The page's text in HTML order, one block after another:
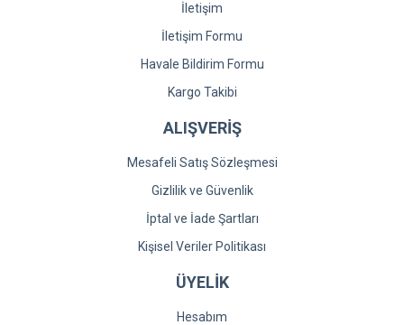
İletişim
İletişim Formu
Havale Bildirim Formu
Kargo Takibi
ALIŞVERİŞ
Mesafeli Satış Sözleşmesi
Gizlilik ve Güvenlik
İptal ve İade Şartları
Kişisel Veriler Politikası
ÜYELİK
Hesabım